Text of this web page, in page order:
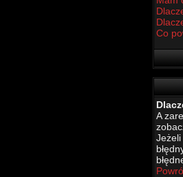
Co
A
Jeżeli